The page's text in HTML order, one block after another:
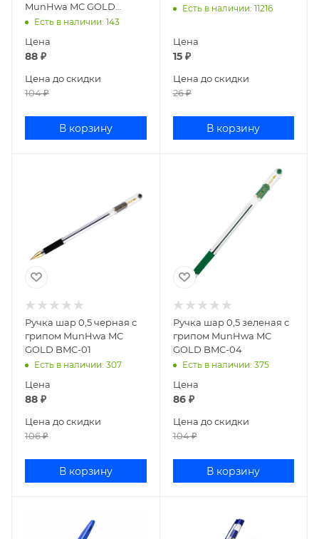
MunHwa MC GOLD
ВМС-09
Есть в наличии: 143
Цена
88 ₽
Цена до скидки
104₽
В корзину
Есть в наличии: 11216
Цена
15₽
Цена до скидки
26₽
В корзину
Ручка шар 0,5 черная с
грипом MunHwa MC
GOLD BMC-01
Есть в наличии: 307
Цена
88 ₽
Цена до скидки
106₽
В корзину
Ручка шар 0,5 зеленая с
грипом MunHwa MC
GOLD BMC-04
Есть в наличии: 375
Цена
86₽
Цена до скидки
104₽
В корзину